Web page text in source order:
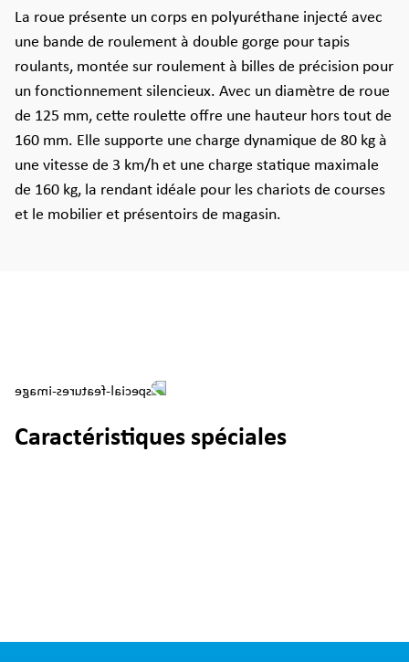
La roue présente un corps en polyuréthane injecté avec
une bande de roulement à double gorge pour tapis
roulants, montée sur roulement à billes de précision pour
un fonctionnement silencieux. Avec un diamètre de roue
de 125 mm, cette roulette offre une hauteur hors tout de
160 mm. Elle supporte une charge dynamique de 80 kg à
une vitesse de 3 km/h et une charge statique maximale
de 160 kg, la rendant idéale pour les chariots de courses
et le mobilier et présentoirs de magasin.
Caractéristiques spéciales